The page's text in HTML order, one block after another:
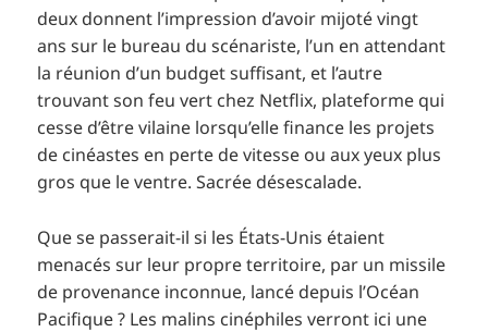
deux donnent l’impression d’avoir mijoté vingt
ans sur le bureau du scénariste, l’un en attendant
la réunion d’un budget suffisant, et l’autre
trouvant son feu vert chez Netflix, plateforme qui
cesse d’être vilaine lorsqu’elle finance les projets
de cinéastes en perte de vitesse ou aux yeux plus
gros que le ventre. Sacrée désescalade.
Que se passerait-il si les États-Unis étaient
menacés sur leur propre territoire, par un missile
de provenance inconnue, lancé depuis l’Océan
Pacifique ? Les malins cinéphiles verront ici une